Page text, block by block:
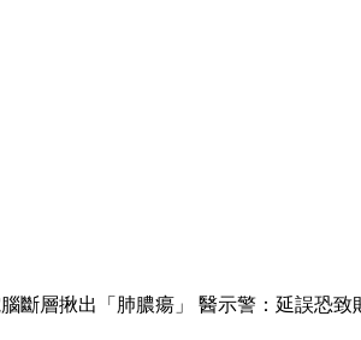
斷層揪出「肺膿瘍」 醫示警：延誤恐致